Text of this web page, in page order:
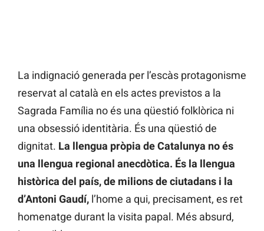
La indignació generada per l’escàs protagonisme
reservat al català en els actes previstos a la
Sagrada Família no és una qüestió folklòrica ni
una obsessió identitària. És una qüestió de
dignitat. La llengua pròpia de Catalunya no és
una llengua regional anecdòtica. És la llengua
històrica del país, de milions de ciutadans i la
d’Antoni Gaudí, l’home a qui, precisament, es ret
homenatge durant la visita papal. Més absurd,